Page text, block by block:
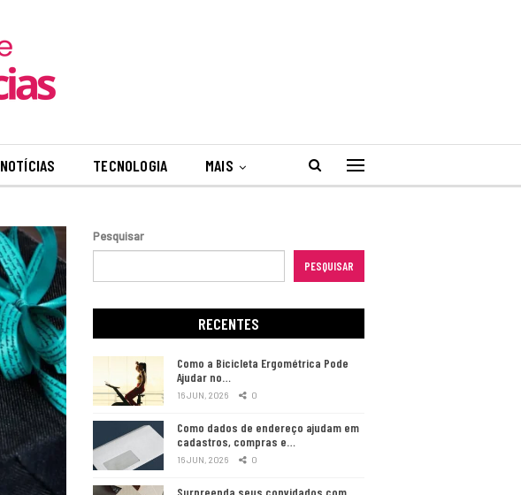
NOTÍCIAS TECNOLOGIA MAIS
Pesquisar
PESQUISAR
RECENTES
Como a Bicicleta Ergométrica Pode
Ajudar no…
16 JUN, 2026 0
Como dados de endereço ajudam em
cadastros, compras e…
16 JUN, 2026 0
Surpreenda seus convidados com